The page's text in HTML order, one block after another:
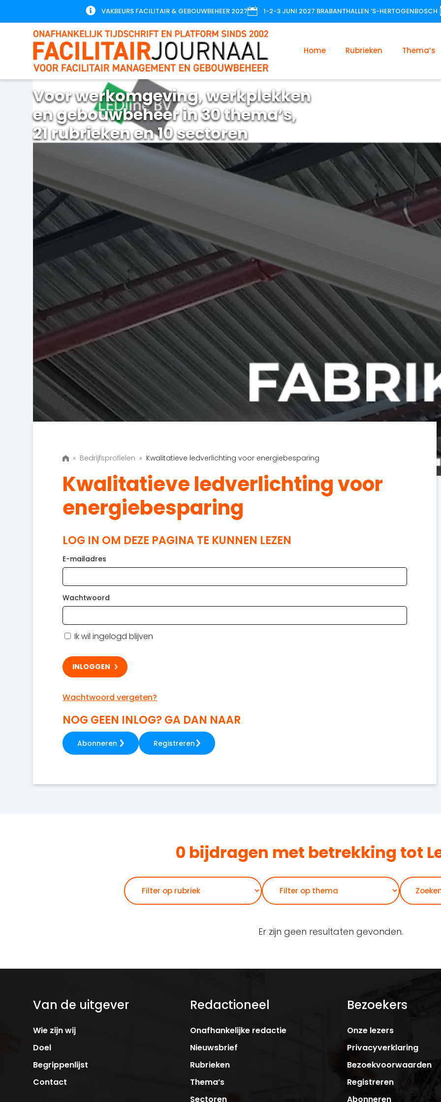
 VAKBEURS FACILITAIR & GEBOUWBEHEER 2027 1-2-3 JUNI 2027 BRABANTHALLEN ’S-HERTOGENBOSCH
Home Rubrieken Thema’s
Voor werkomgeving, werkplekken
en gebouwbeheer in 30 thema’s,
21 rubrieken en 10 sectoren
« Bedrijfsprofielen « Kwalitatieve ledverlichting voor energiebesparing
Kwalitatieve ledverlichting voor
energiebesparing
LOG IN OM DEZE PAGINA TE KUNNEN LEZEN
E-mailadres
Wachtwoord
Ik wil ingelogd blijven
Wachtwoord vergeten?
NOG GEEN INLOG? GA DAN NAAR
Abonneren Registreren
0 bijdragen met betrekking tot
Er zijn geen resultaten gevonden.
Van de uitgever
Wie zijn wij
Doel
Begrippenlijst
Contact
Redactioneel
Onafhankelijke redactie
Nieuwsbrief
Rubrieken
Thema’s
Sectoren
Bezoekers
Onze lezers
Privacyverklaring
Bezoekvoorwaarden
Registreren
Abonneren